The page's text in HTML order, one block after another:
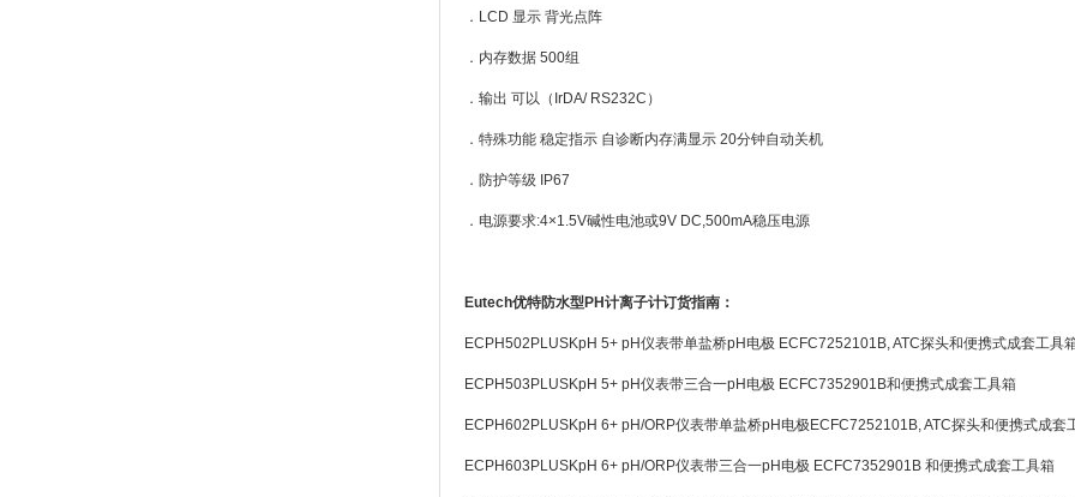
．LCD 显示 背光点阵
．内存数据 500组
．输出 可以（IrDA/ RS232C）
．特殊功能 稳定指示 自诊断内存满显示 20分钟自动关机
．防护等级 IP67
．电源要求:4×1.5V碱性电池或9V DC,500mA稳压电源
Eutech优特防水型PH计离子计订货指南：
ECPH502PLUSKpH 5+ pH仪表带单盐桥pH电极 ECFC7252101B, ATC探头和便携式成套工具
ECPH503PLUSKpH 5+ pH仪表带三合一pH电极 ECFC7352901B和便携式成套工具箱
ECPH602PLUSKpH 6+ pH/ORP仪表带单盐桥pH电极ECFC7252101B, ATC探头和便携式成套
ECPH603PLUSKpH 6+ pH/ORP仪表带三合一pH电极 ECFC7352901B 和便携式成套工具箱